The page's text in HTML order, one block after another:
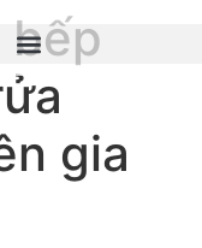
bếp
gia